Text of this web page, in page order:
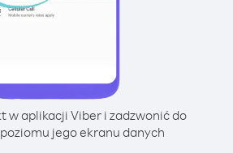
w aplikacji Viber i zadzwonić do
jego ekranu danych